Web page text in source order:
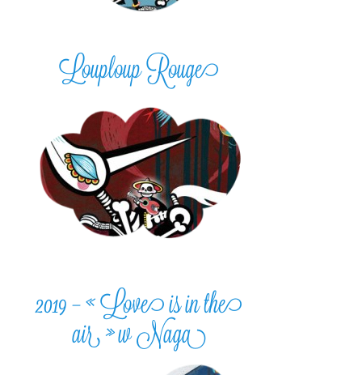
Louploup Rouge
2019 – « Love is in the
air » w Naga